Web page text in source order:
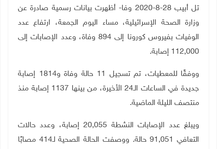
تل أبيب 28-8-2020 وفا- أظهرت بيانات رسمية صادرة عن
وزارة الصحة الإسرائيلية، مساء اليوم الجمعة، ارتفاع عدد
الوفيات بفيروس كورونا إلى 894 وفاة، وعدد الإصابات إلى
112,000 إصابة
.
ووفقًا للمعطيات، تم تسجيل 11 حالة وفاة و1814 إصابة
جديدة في الساعات الـ24 الأخيرة، من بينها 1137 إصابة منذ
منتصف الليلة الماضية.
ويبلغ عدد الإصابات النشطة 20,055 إصابة، وعدد حالات
التعافي 91,051 حالة. ووصفت الحالة الصحية لـ414 مصابًا